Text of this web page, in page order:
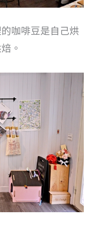
咖啡豆是自己烘
。